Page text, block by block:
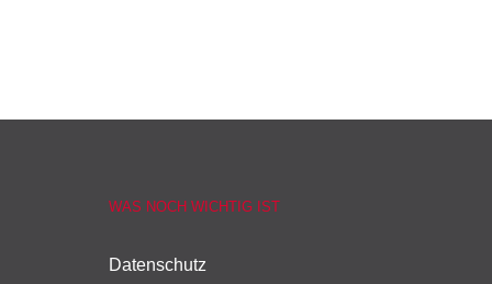
WAS NOCH WICHTIG IST
Datenschutz